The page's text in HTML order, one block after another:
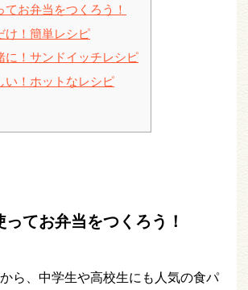
お弁当をつくろう！
け！簡単レシピ
に！サンドイッチレシピ
い！ホットなレシピ
てお弁当をつくろう！
ら、中学生や高校生にも人気の食パ